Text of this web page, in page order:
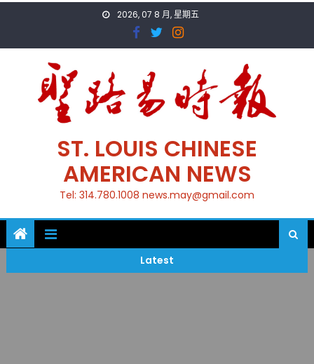
2026, 07 8 月, 星期五
ST. LOUIS CHINESE
AMERICAN NEWS
Tel: 314.780.1008 news.may@gmail.com
Latest